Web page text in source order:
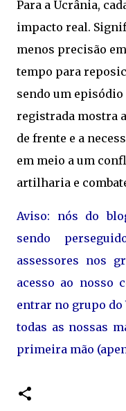
Para a Ucrânia,
impacto real.
menos precisão
tempo para
sendo um
registrada mostra
de frente e a
em meio a um
artilharia e
Aviso: nós do
sendo
assessores nos
acesso ao nosso
entrar no grupo do
todas as nossas
primeira mão